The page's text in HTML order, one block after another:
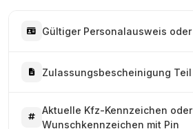
Gültiger Personalausweis
Zulassungsbescheinigung Teil
Aktuelle Kfz-Kennzeichen oder
Wunschkennzeichen mit Pin